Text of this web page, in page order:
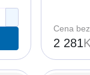
Cena
2 281